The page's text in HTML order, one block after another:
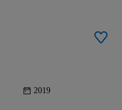
2019